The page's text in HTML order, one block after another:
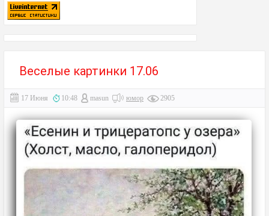
Веселые картинки 17.06
17 Июня 10:48 masun юмор 2905